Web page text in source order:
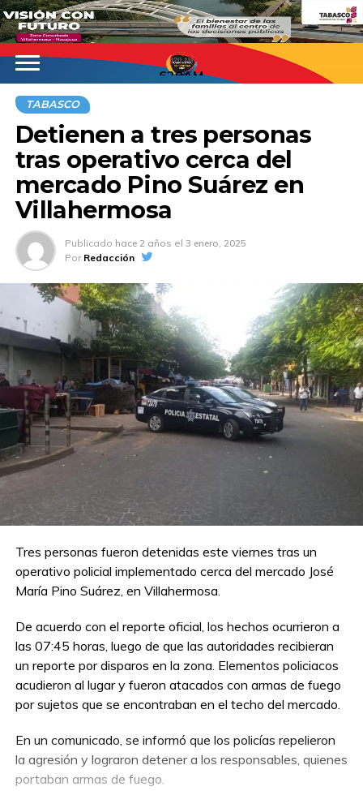
620AM
TABASCO
Detienen a tres personas
tras operativo cerca del
mercado Pino Suárez en
Villahermosa
Publicado hace 2 años el 3 enero, 2025
Por Redacción
Tres personas fueron detenidas este viernes tras un
operativo policial implementado cerca del mercado José
María Pino Suárez, en Villahermosa.
De acuerdo con el reporte oficial, los hechos ocurrieron a
las 07:45 horas, luego de que las autoridades recibieran
un reporte por disparos en la zona. Elementos policiacos
acudieron al lugar y fueron atacados con armas de fuego
por sujetos que se encontraban en el techo del mercado.
En un comunicado, se informó que los policías repelieron
la agresión y lograron detener a los responsables, quienes
portaban armas de fuego.